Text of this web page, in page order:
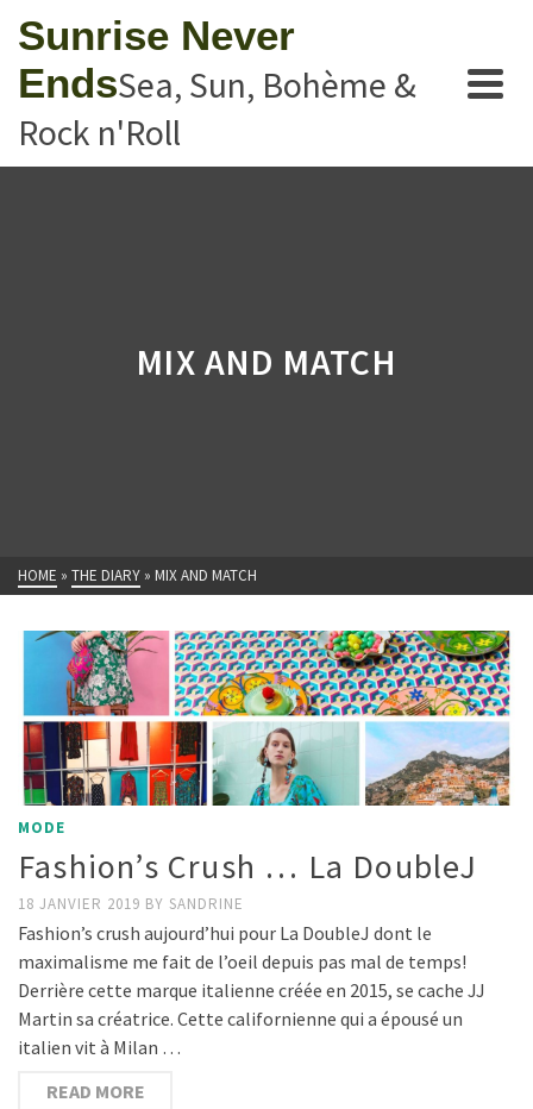
Sunrise Never
EndsSea, Sun, Bohème &
Rock n'Roll
MIX AND MATCH
HOME » THE DIARY » MIX AND MATCH
MODE
Fashion’s Crush … La DoubleJ
18 JANVIER 2019 BY SANDRINE
Fashion’s crush aujourd’hui pour La DoubleJ dont le
maximalisme me fait de l’oeil depuis pas mal de temps!
Derrière cette marque italienne créée en 2015, se cache JJ
Martin sa créatrice. Cette californienne qui a épousé un
italien vit à Milan …
READ MORE